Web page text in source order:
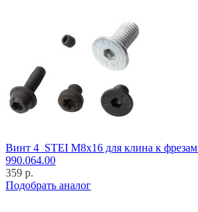
Винт 4_STEI M8x16 для клина к
990.064.00
359 р.
Подобрать аналог